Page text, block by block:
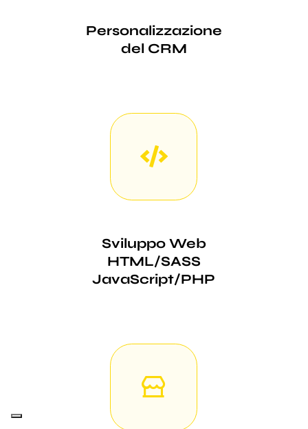
Personalizzazione
del CRM
Sviluppo Web
HTML/SASS
JavaScript/PHP